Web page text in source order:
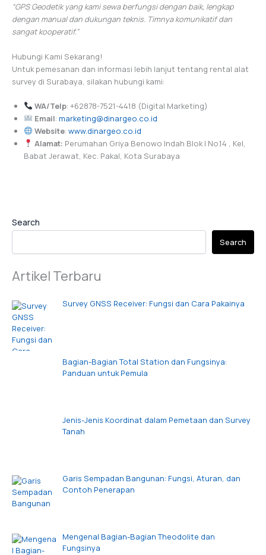
Search
Search
Artikel Terbaru
Survey GNSS Receiver: Fungsi dan Cara Pakainya
Bagian-Bagian Total Station dan Fungsinya:
Panduan untuk Pemula
Jenis-Jenis Koordinat dalam Pemetaan dan Survey
Tanah
Garis Sempadan Bangunan: Fungsi, Aturan, dan
Contoh Penerapan
Mengenal Bagian-Bagian Theodolite dan
Fungsinya
“GPS Geodetik yang kami sewa berfungsi dengan baik, lengkap
dengan manual dan dukungan teknis. Timnya komunikatif dan
sangat kooperatif.”
Hubungi Kami Sekarang!
Untuk pemesanan dan informasi lebih lanjut tentang rental alat
survey di Surabaya, silakan hubungi kami:
WA/Telp: +62878-7521-4418 (Digital Marketing)
Email: marketing@dinargeo.co.id
Website: www.dinargeo.co.id
Alamat: Perumahan Griya Benowo Indah Blok I No.14 , Kel,
Babat Jerawat, Kec. Pakal, Kota Surabaya